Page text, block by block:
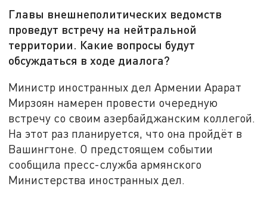
Главы внешнеполитических ведомств
проведут встречу на нейтральной
территории. Какие вопросы будут
обсуждаться в ходе диалога?
Министр иностранных дел Армении Арарат
Мирзоян намерен провести очередную
встречу со своим азербайджанским коллегой.
На этот раз планируется, что она пройдёт в
Вашингтоне. О предстоящем событии
сообщила пресс-служба армянского
Министерства иностранных дел.